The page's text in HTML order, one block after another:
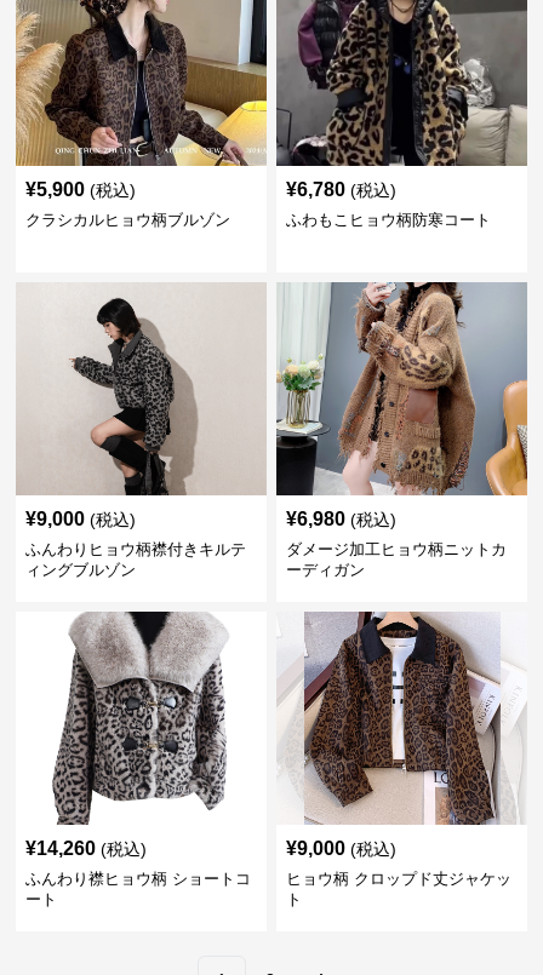
¥5,900 (税込)
クラシカルヒョウ柄ブルゾン
¥6,780 (税込)
ふわもこヒョウ柄防寒コート
¥9,000 (税込)
ふんわりヒョウ柄襟付きキルテ
ィングブルゾン
¥6,980 (税込)
ダメージ加工ヒョウ柄ニットカ
ーディガン
¥14,260 (税込)
ふんわり襟ヒョウ柄 ショートコ
ート
¥9,000 (税込)
ヒョウ柄 クロップド丈ジャケッ
ト